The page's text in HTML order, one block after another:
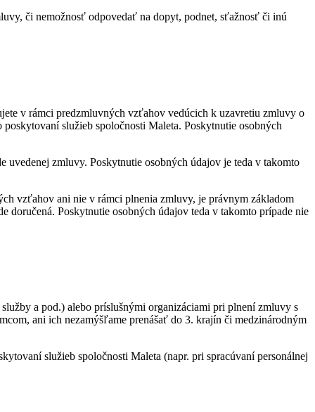
či nemožnosť odpovedať na dopyt, podnet, sťažnosť či inú
v rámci predzmluvných vzťahov vedúcich k uzavretiu zmluvy o
služieb spoločnosti Maleta. Poskytnutie osobných
uvedenej zmluvy. Poskytnutie osobných údajov je teda v takomto
vzťahov ani nie v rámci plnenia zmluvy, je právnym základom
doručená. Poskytnutie osobných údajov teda v takomto prípade nie
a pod.) alebo príslušnými organizáciami pri plnení zmluvy s
ani ich nezamýšľame prenášať do 3. krajín či medzinárodným
služieb spoločnosti Maleta (napr. pri spracúvaní personálnej